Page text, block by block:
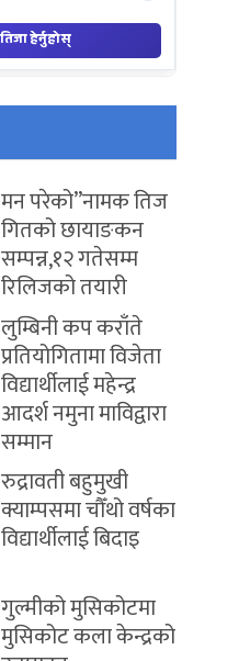
मन परेको”नामक तिज
गितको छायाङकन
सम्पन्न,१२ गतेसम्म
रिलिजको तयारी
लुम्बिनी कप कराँते
प्रतियोगितामा विजेता
विद्यार्थीलाई महेन्द्र
आदर्श नमुना माविद्वारा
सम्मान
रुद्रावती बहुमुखी
क्याम्पसमा चौँथो वर्षका
विद्यार्थीलाई बिदाइ
गुल्मीको मुसिकोटमा
मुसिकोट कला केन्द्रको